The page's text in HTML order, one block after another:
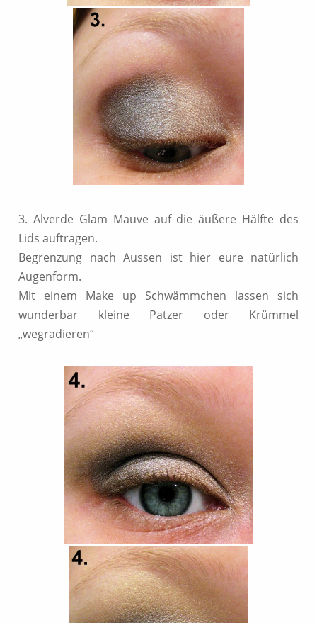
3. Alverde Glam Mauve auf die äußere Hälfte des
Lids auftragen.
Begrenzung nach Aussen ist hier eure natürlich
Augenform.
Mit einem Make up Schwämmchen lassen sich
wunderbar kleine Patzer oder Krümmel
„wegradieren“